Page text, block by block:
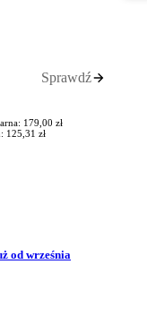
Sprawdź
179,00 zł
125,31 zł
od września